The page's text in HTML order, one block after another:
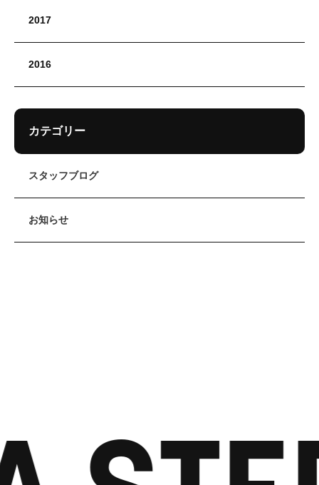
2017
2016
カテゴリー
スタッフブログ
お知らせ